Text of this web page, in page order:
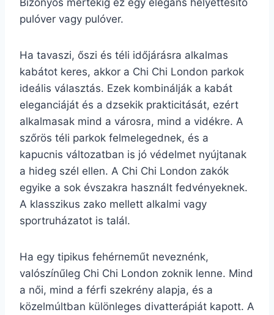
Bizonyos mértékig ez egy elegáns helyettesítő
pulóver vagy pulóver.
Ha tavaszi, őszi és téli időjárásra alkalmas
kabátot keres, akkor a Chi Chi London parkok
ideális választás. Ezek kombinálják a kabát
eleganciáját és a dzsekik prakticitását, ezért
alkalmasak mind a városra, mind a vidékre. A
szőrös téli parkok felmelegednek, és a
kapucnis változatban is jó védelmet nyújtanak
a hideg szél ellen. A Chi Chi London zakók
egyike a sok évszakra használt fedvényeknek.
A klasszikus zako mellett alkalmi vagy
sportruházatot is talál.
Ha egy tipikus fehérneműt neveznénk,
valószínűleg Chi Chi London zoknik lenne. Mind
a női, mind a férfi szekrény alapja, és a
közelmúltban különleges divatterápiát kapott. A